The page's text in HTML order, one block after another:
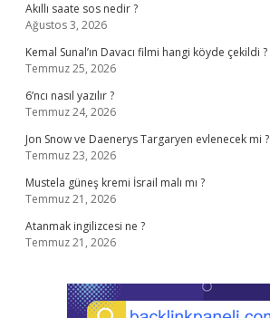
Akıllı saate sos nedir ?
Ağustos 3, 2026
Kemal Sunal’ın Davacı filmi hangi köyde çekildi ?
Temmuz 25, 2026
6’ncı nasıl yazılır ?
Temmuz 24, 2026
Jon Snow ve Daenerys Targaryen evlenecek mi ?
Temmuz 23, 2026
Mustela güneş kremi İsrail malı mı ?
Temmuz 21, 2026
Atanmak ingilizcesi ne ?
Temmuz 21, 2026